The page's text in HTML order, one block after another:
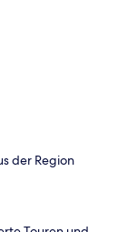
der Region